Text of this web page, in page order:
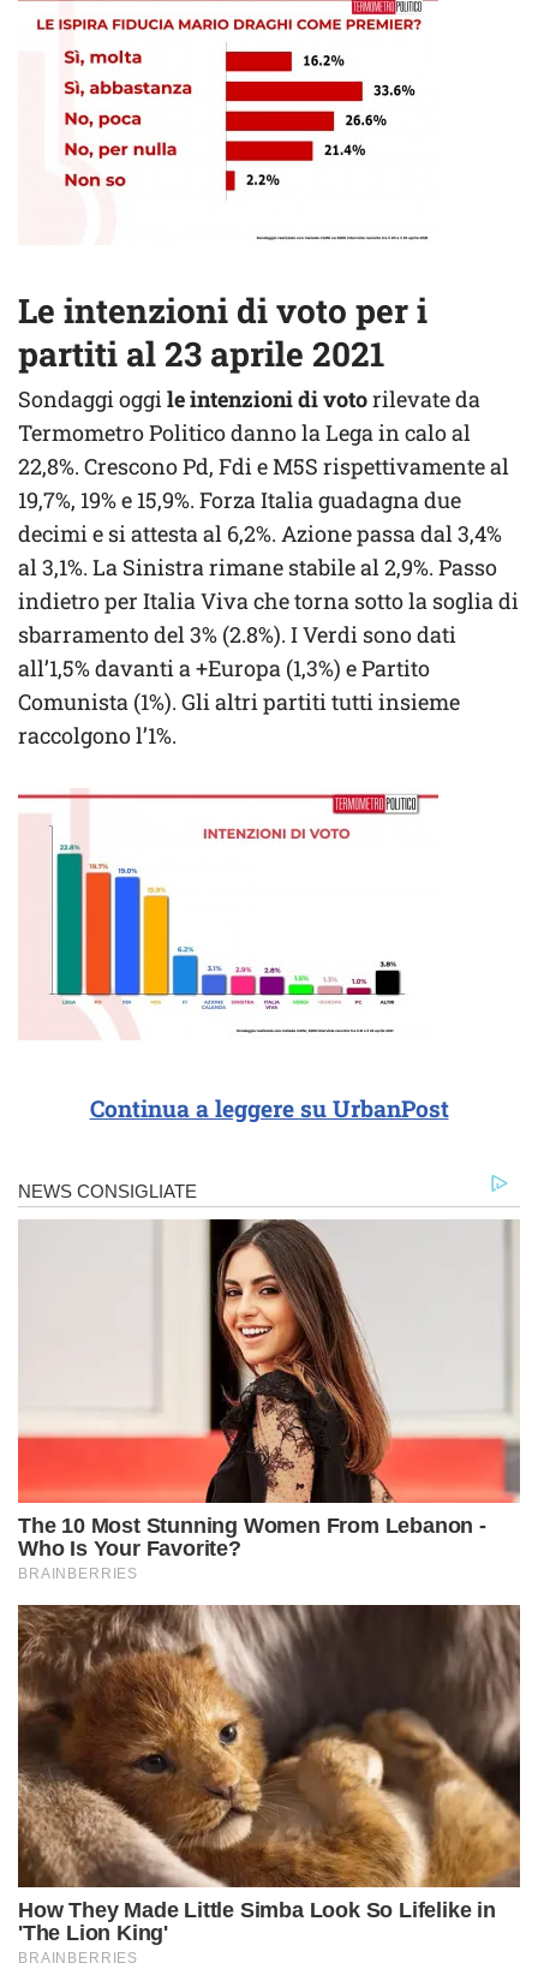
Le intenzioni di voto per i
partiti al 23 aprile 2021
Sondaggi oggile intenzioni di votorilevate da
Termometro Politico danno la Lega in calo al
22,8%. Crescono Pd, Fdi e M5S rispettivamente al
19,7%, 19% e 15,9%. Forza Italia guadagna due
decimi e si attesta al 6,2%. Azione passa dal 3,4%
al 3,1%. La Sinistra rimane stabile al 2,9%. Passo
indietro per Italia Viva che torna sotto la soglia di
sbarramento del 3% (2.8%). I Verdi sono dati
all’1,5% davanti a +Europa (1,3%) e Partito
Comunista (1%). Gli altri partiti tutti insieme
raccolgono l’1%.
Continua a leggere su UrbanPost